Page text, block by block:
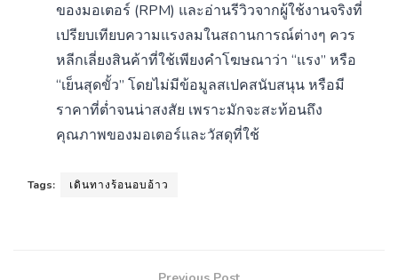
ของมอเตอร์ (RPM) และอ่านรีวิวจากผู้ใช้งานจริงที่
เปรียบเทียบความแรงลมในสถานการณ์ต่างๆ ควร
หลีกเลี่ยงสินค้าที่ใช้เพียงคำโฆษณาว่า “แรง” หรือ
“เย็นสุดขั้ว” โดยไม่มีข้อมูลสเปคสนับสนุน หรือมี
ราคาที่ต่ำจนน่าสงสัย เพราะมักจะสะท้อนถึง
คุณภาพของมอเตอร์และวัสดุที่ใช้
Tags: เดินทางร้อนอบอ้าว